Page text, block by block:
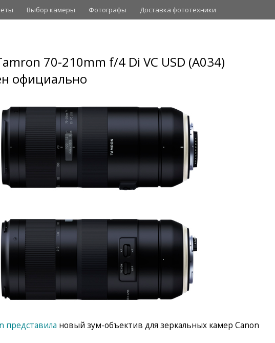
Выбор камеры Фотографы Доставка фототехники
70-210mm f/4 Di VC USD (A034)
официально
представила новый зум-объектив для зеркальных камер Canon